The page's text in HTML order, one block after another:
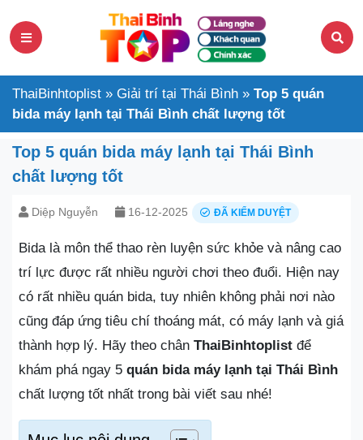
ThaiBinhtoplist » Giải trí tại Thái Bình » Top 5 quán
bida máy lạnh tại Thái Bình chất lượng tốt
Top 5 quán bida máy lạnh tại Thái Bình
chất lượng tốt
Diệp Nguyễn 16-12-2025 ĐÃ KIỂM DUYỆT
Bida là môn thể thao rèn luyện sức khỏe và nâng cao
trí lực được rất nhiều người chơi theo đuổi. Hiện nay
có rất nhiều quán bida, tuy nhiên không phải nơi nào
cũng đáp ứng tiêu chí thoáng mát, có máy lạnh và giá
thành hợp lý. Hãy theo chân ThaiBinhtoplist để
khám phá ngay 5 quán bida máy lạnh tại Thái Bình
chất lượng tốt nhất trong bài viết sau nhé!